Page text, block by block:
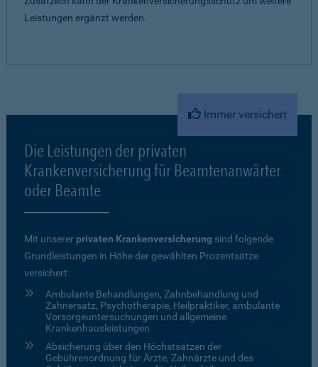
Leistungen ergänzt werden.
Immer versichert
Die Leistungen der privaten
Krankenversicherung für Beamtenanwärter
oder Beamte
Mit unserer privaten Krankenversicherung sind folgende
Grundleistungen in Höhe der gewählten Prozentsätze
versichert:
Ambulante Behandlungen, Zahnbehandlung und
Zahnersatz, Psychotherapie, Heilpraktiker, ambulante
Vorsorgeuntersuchungen und allgemeine
Krankenhausleistungen
Absicherung über den Höchstsätzen der
Gebührenordnung für Ärzte, Zahnärzte und des